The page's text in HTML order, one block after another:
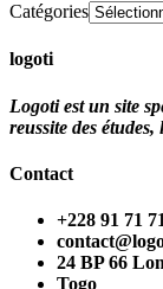
Catégories
logoti
Logoti est un site
reussite des
Contact
+228 91 71
24 BP 66
Togo